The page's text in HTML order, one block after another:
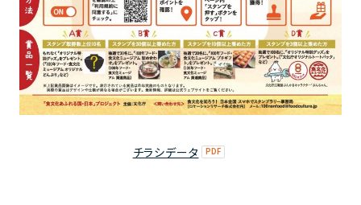
チラシデータ